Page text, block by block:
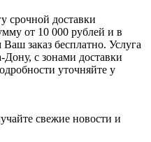
срочной доставки
от 10 000 рублей и в
заказ бесплатно. Услуга
Дону, с зонами доставки
уточняйте у
свежие новости и